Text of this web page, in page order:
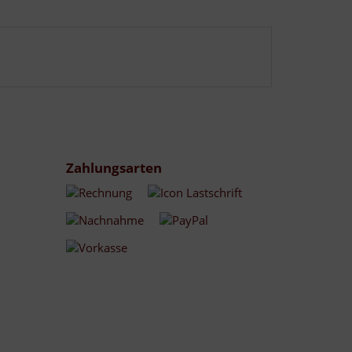
Zahlungsarten